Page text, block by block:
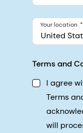
United
Your location
Terms and
I agree
Terms
will